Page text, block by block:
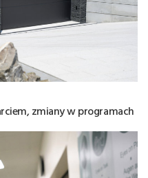
zmiany w programach